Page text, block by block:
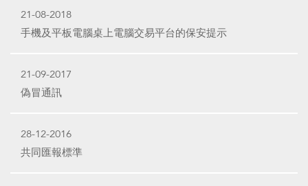
21-08-2018
手機及平板電腦桌上電腦交易平台的保安提示
21-09-2017
偽冒通訊
28-12-2016
共同匯報標準